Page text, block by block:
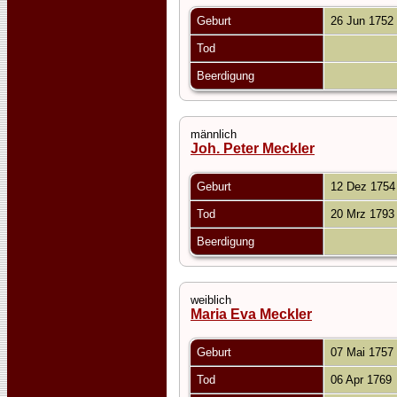
Geburt 26 Jun 1752
Tod
Beerdigung
männlich
Joh. Peter Meckler
Geburt 12 Dez
Tod 20 Mrz 1793
Beerdigung
weiblich
Maria Eva Meckler
Geburt 07 Mai 1757
Tod 06 Apr 1769